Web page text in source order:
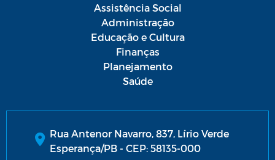
Assistência Social
Administração
Educação e Cultura
Finanças
Planejamento
Saúde
Rua Antenor Navarro, 837, Lírio Verde
Esperança/PB - CEP: 58135-000